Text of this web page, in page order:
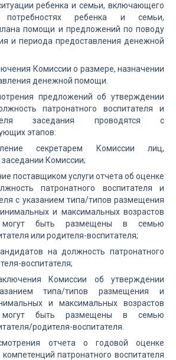
ребенка и семьи, включающего
ребенка и семьи,
помощи и предложений по поводу
и периода предоставления денежной
Комиссии о размере, назначении
денежной помощи.
предложений об утверждении
патронатного воспитателя и
заседания проводятся с
этапов:
секретарем Комиссии лиц,
Комиссии;
поставщиком услуги отчета об оценке
патронатного воспитателя и
с указанием типа/типов размещения
и максимальных возрастов
могут быть размещены в семью
или родителя-воспитателя;
на должность патронатного
воспитателя;
Комиссии об утверждении
типа/типов размещения и
и максимальных возрастов
могут быть размещены в семью
родителя-воспитателя.
отчета о годовой оценке
патронатного воспитателя